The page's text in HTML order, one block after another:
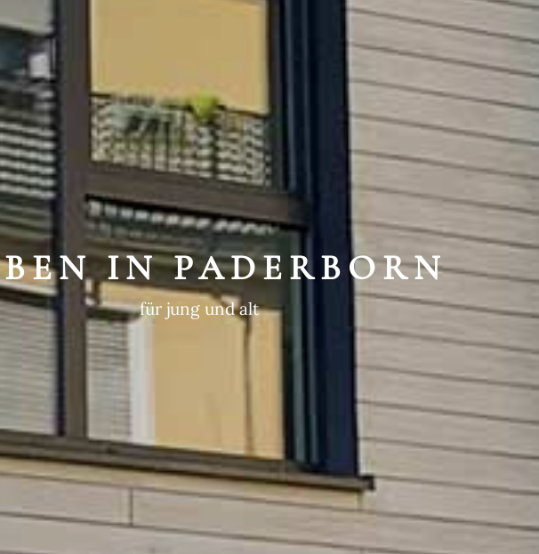
GESCHICHTE
ein historischer Ort
IN PADERBORN
für jung und alt
NACHHALTIGKEIT
in die Zukunft gedacht
GESCHICHTE
ein historischer Ort
IN PADERBORN